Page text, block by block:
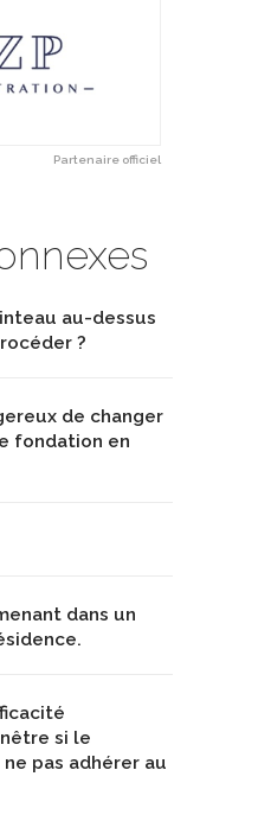
Partenaire officiel
au-dessus
?
de changer
fondation en
dans un
si le
pas adhérer au